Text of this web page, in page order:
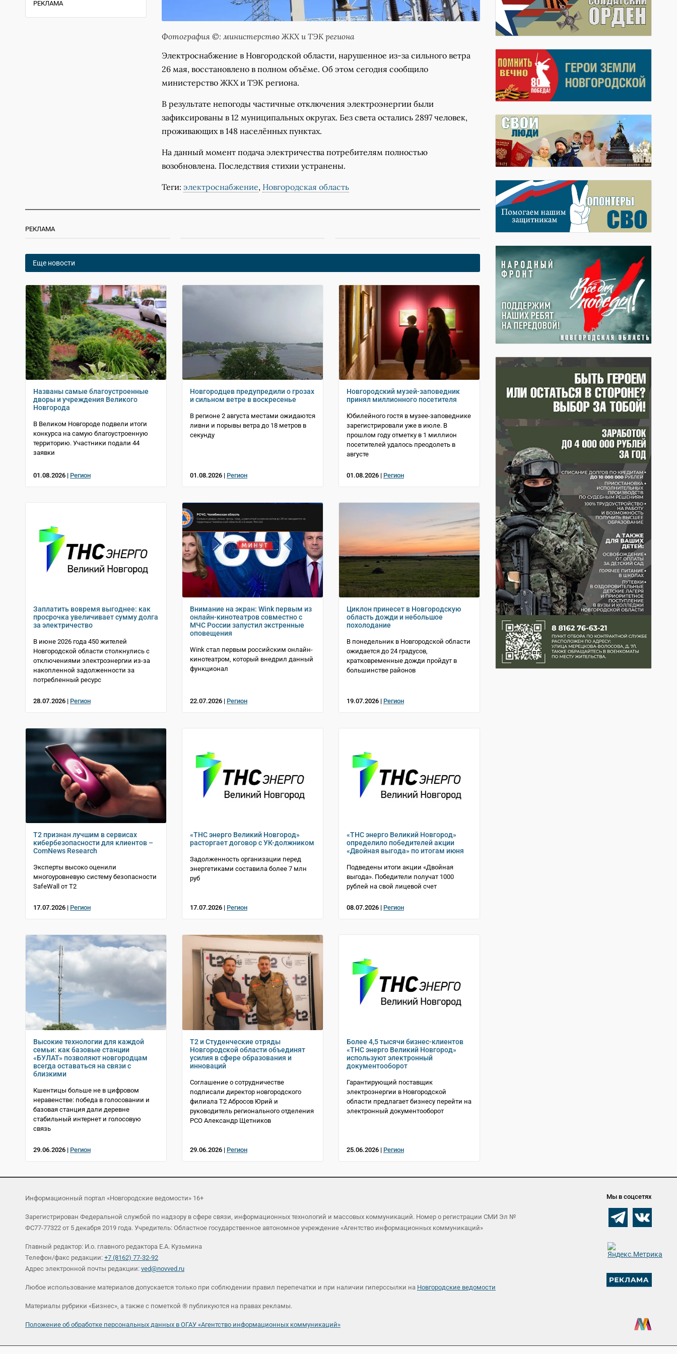
РЕКЛАМА
Фотография ©: министерство ЖКХ и ТЭК региона
Электроснабжение в Новгородской области, нарушенное из-за сильного ветра
26 мая, восстановлено в полном объёме. Об этом сегодня сообщило
министерство ЖКХ и ТЭК региона.
В результате непогоды частичные отключения электроэнергии были
зафиксированы в 12 муниципальных округах. Без света остались 2897 человек,
проживающих в 148 населённых пунктах.
На данный момент подача электричества потребителям полностью
возобновлена. Последствия стихии устранены.
Теги: электроснабжение, Новгородская область
РЕКЛАМА
Еще новости
Названы самые благоустроенные
дворы и учреждения Великого
Новгорода
В Великом Новгороде подвели итоги
конкурса на самую благоустроенную
территорию. Участники подали 44
заявки
01.08.2026 | Регион
Новгородцев предупредили о грозах
и сильном ветре в воскресенье
В регионе 2 августа местами ожидаются
ливни и порывы ветра до 18 метров в
секунду
01.08.2026 | Регион
Новгородский музей-заповедник
принял миллионного посетителя
Юбилейного гостя в музее-заповеднике
зарегистрировали уже в июле. В
прошлом году отметку в 1 миллион
посетителей удалось преодолеть в
августе
01.08.2026 | Регион
Заплатить вовремя выгоднее: как
просрочка увеличивает сумму долга
за электричество
В июне 2026 года 450 жителей
Новгородской области столкнулись с
отключениями электроэнергии из-за
накопленной задолженности за
потребленный ресурс
28.07.2026 | Регион
Внимание на экран: Wink первым из
онлайн-кинотеатров совместно с
МЧС России запустил экстренные
оповещения
Wink стал первым российским онлайн-
кинотеатром, который внедрил данный
функционал
22.07.2026 | Регион
Циклон принесет в Новгородскую
область дожди и небольшое
похолодание
В понедельник в Новгородской области
ожидается до 24 градусов,
кратковременные дожди пройдут в
большинстве районов
19.07.2026 | Регион
T2 признан лучшим в сервисах
кибербезопасности для клиентов –
ComNews Research
Эксперты высоко оценили
многоуровневую систему безопасности
SafeWall от Т2
17.07.2026 | Регион
«ТНС энерго Великий Новгород»
расторгает договор с УК-должником
Задолженность организации перед
энергетиками составила более 7 млн
руб
17.07.2026 | Регион
«ТНС энерго Великий Новгород»
определило победителей акции
«Двойная выгода» по итогам июня
Подведены итоги акции «Двойная
выгода». Победители получат 1000
рублей на свой лицевой счет
08.07.2026 | Регион
Высокие технологии для каждой
семьи: как базовые станции
«БУЛАТ» позволяют новгородцам
всегда оставаться на связи с
близкими
Кшентицы больше не в цифровом
неравенстве: победа в голосовании и
базовая станция дали деревне
стабильный интернет и голосовую
связь
29.06.2026 | Регион
T2 и Студенческие отряды
Новгородской области объединят
усилия в сфере образования и
инноваций
Соглашение о сотрудничестве
подписали директор новгородского
филиала Т2 Абросов Юрий и
руководитель регионального отделения
РСО Александр Щетников
29.06.2026 | Регион
Более 4,5 тысячи бизнес-клиентов
«ТНС энерго Великий Новгород»
используют электронный
документооборот
Гарантирующий поставщик
электроэнергии в Новгородской
области предлагает бизнесу перейти на
электронный документооборот
25.06.2026 | Регион
Информационный портал «Новгородские ведомости» 16+
Зарегистрирован Федеральной службой по надзору в сфере связи, информационных технологий и массовых коммуникаций. Номер о регистрации СМИ Эл №
ФС77-77322 от 5 декабря 2019 года. Учредитель: Областное государственное автономное учреждение «Агентство информационных коммуникаций»
Главный редактор: И.о. главного редактора Е.А. Кузьмина
Телефон/факс редакции: +7 (8162) 77-32-92
Адрес электронной почты редакции: ved@novved.ru
Любое использование материалов допускается только при соблюдении правил перепечатки и при наличии гиперссылки на Новгородские ведомости
Материалы рубрики «Бизнес», а также с пометкой ® публикуются на правах рекламы.
Положение об обработке персональных данных в ОГАУ «Агентство информационных коммуникаций»
Мы в соцсетях